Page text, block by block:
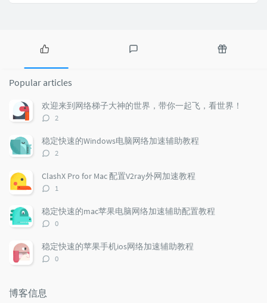
P
p
u
l
a
r
a
r
t
i
l
e
e
s
c
o
m
t
d
o
Popular articles
欢迎来到网络梯子大神的世界，带你一起飞，看世界！
评
数：
2
稳定快速的Windows电脑网络加速辅助教程
评
数：
2
ClashX Pro for Mac 配置V2ray外网加速教程
评
数：
1
稳定快速的mac苹果电脑网络加速辅助配置教程
评
数：
0
稳定快速的苹果手机ios网络加速辅助教程
评
0
博客信息